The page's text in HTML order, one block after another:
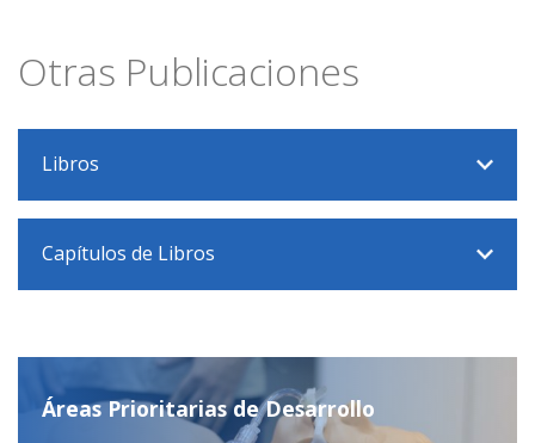
Otras Publicaciones
Libros
Capítulos de Libros
Áreas Prioritarias de Desarrollo